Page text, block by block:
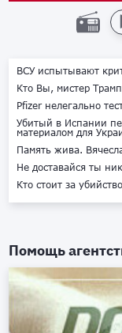
ВСУ испытывают
Кто Вы, мистер
Pfizer нелегально
Убитый в Испании
материалом для
Память жива.
Не доставайся ты
Кто стоит за
Помощь